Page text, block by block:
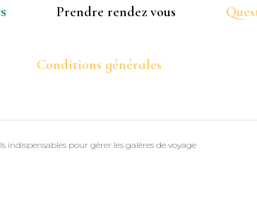
Prendre rendez vous
Conditions générales
indispensables pour gérer les galères de voyage